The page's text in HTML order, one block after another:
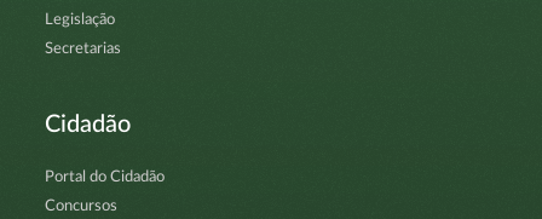
Legislação
Secretarias
Cidadão
Portal do Cidadão
Concursos